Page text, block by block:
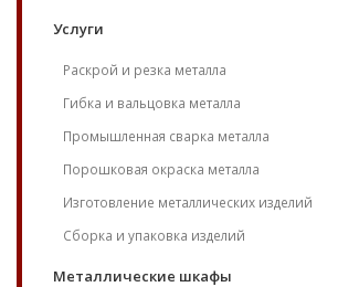
Услуги
Раскрой и резка металла
Гибка и вальцовка металла
Промышленная сварка металла
Порошковая окраска металла
Изготовление металлических изделий
Сборка и упаковка изделий
Металлические шкафы